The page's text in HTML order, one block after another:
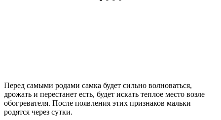
Перед самыми родами самка будет сильно волноваться,
дрожать и перестанет есть, будет искать теплое место возле
обогревателя. После появления этих признаков мальки
родятся через сутки.